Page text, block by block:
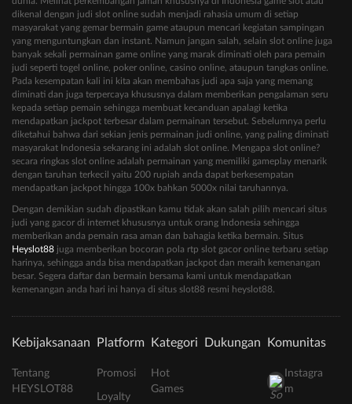
dikenal dengan judi slot online sudah menjadi rahasia umum di setiap
masyarakat yang gemar bermain game ataupun mencari kegiatan sampingan
yang menguntungkan dan instant. Namun jangan salah, selain slot online juga
banyak sekali permainan game online yang marak diminati oleh para pemain
judi seperti togel online, poker online, casino online, ataupun tangkas online.
Pada kesempatan kali ini kita akan membahas judi apa saja yang memang
diminati dan juga terpercaya khususnya dalam memberikan pengalaman seru
kepada setiap pemain sehingga membuat kecanduan apalagi ketika
mendapatkan jackpot terbesar dalam permainan tersebut. Sebelumnya perlu
diketahui bahwa dari sekian jenis permainan judi online, yang paling diminati
masyarakat Indonesia sekarang ini adalah slot online. Mengapa slot online?
secara ringkas slot online adalah permainan yang memiliki gameplay menarik
dengan taruhan terkecil yaitu 200 rupiah anda dapat berkesempatan
mendapatkan jackpot hingga 100x bahkan 5000x nilai taruhannya.
Dengan demikian sudah dipastikan kamu tidak akan salah pilih mencari situs
judi yang gacor di internet khususnya untuk orang Indonesia sehingga
memberikan anda pemain rasa aman dan bahagia ketika bermain. Situs
Heyslot88 juga memberikan bocoran pola rtp slot gacor online terbaru setiap
harinya, sehingga anda bisa mendapatkan jackpot dan meraih kemenangan
besar. Segera daftar dan bermain bersama kami untuk mendapatkan
kemenangan anda hari ini hanya di situs slot88 resmi heyslot88.
Kebijaksanaan
Tentang
HEYSLOT88
Platform
Promosi
Loyalty
Kategori
Hot
Games
Dukungan Komunitas
Instagra
m